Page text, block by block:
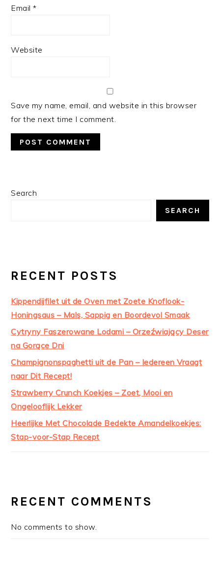
Email*
Website
Save my name, email, and website in this browser
for the next time I comment.
PRIMARY
Search
SEARCH
RECENT POSTS
Kippendijfilet uit de Oven met Zoete Knoflook-
Honingsaus – Mals, Sappig en Boordevol Smaak
Cytryny Faszerowane Lodami – Orzeźwiający Deser
na Gorące Dni
Champignonspaghetti uit de Pan – Iedereen Vraagt
naar Dit Recept!
Strawberry Crunch Koekjes – Zoet, Mooi en
Ongelooflijk Lekker
Heerlijke Met Chocolade Bedekte Amandelkoekjes:
Stap-voor-Stap Recept
RECENT COMMENTS
No comments to show.